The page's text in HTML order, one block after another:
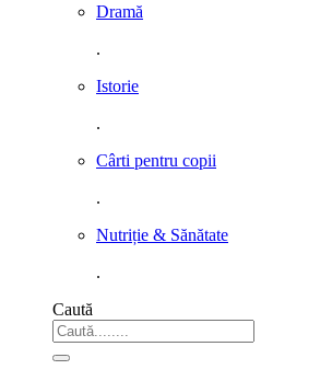
Dramă
.
Istorie
.
Cârti pentru copii
.
Nutriție & Sănătate
.
Caută